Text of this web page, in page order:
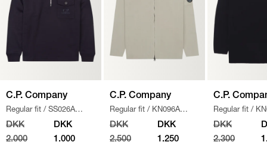
C.P. Company
Regular fit / SS026A
005086W SWEATSHIRT
NAVY
DKK
2.000
DKK
1.000
C.P. Company
Regular fit / KN096A
110560A STRIK / SAND
DKK
2.500
DKK
1.250
C.P.
Regular fit /
/ NAVY
DKK
2.300